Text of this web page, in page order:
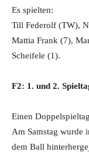
Es spielten:
Till Federolf (TW),
Mattia Frank (7),
Scheifele (1).
F2: 1. und 2.
Einen
Am Samstag wurde
dem Ball